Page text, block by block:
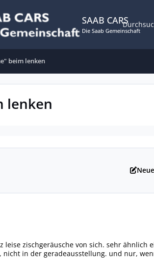
SAAB CARS
Die Saab Gemeinschaft
beim lenken
lenken
leise zischgeräusche von sich. sehr
in der geradeausstellung. und nur,